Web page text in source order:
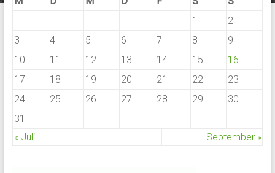
1
2
3
4 5 6 7 8
9
10
11 12 13 14 15
16
17
18 19 20 21 22
23
24
25 26 27 28 29
30
31
« Juli
September »